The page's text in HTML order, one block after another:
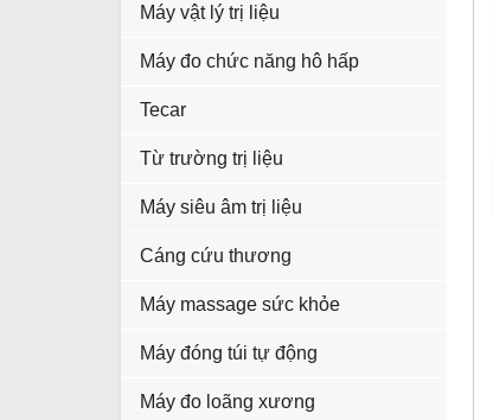
Máy vật lý trị liệu
Máy đo chức năng hô hấp
Tecar
Từ trường trị liệu
Máy siêu âm trị liệu
Cáng cứu thương
Máy massage sức khỏe
Máy đóng túi tự động
Máy đo loãng xương